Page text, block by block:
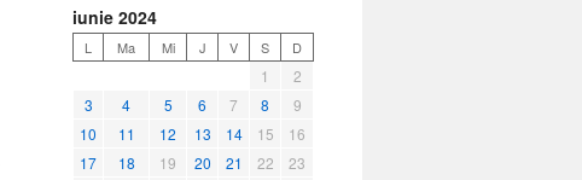
iunie 2024
L Ma Mi J V S D
1
2
3
4 5 6 7 8
9
10
11 12 13 14 15
16
17
18 19 20 21 22
23